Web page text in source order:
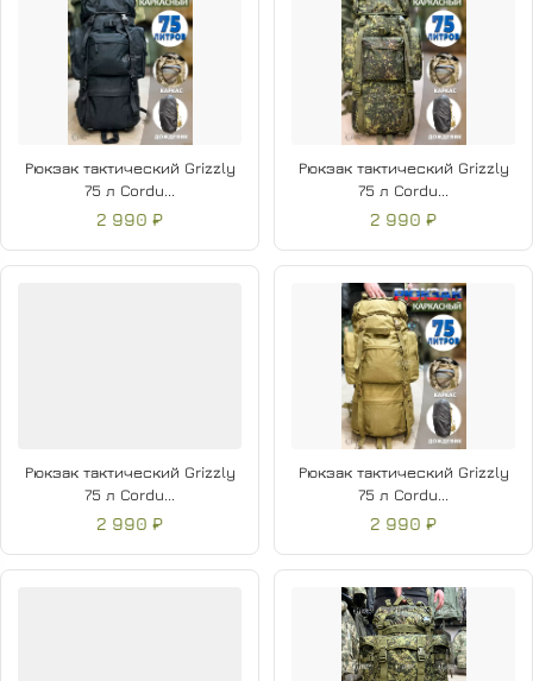
Рюкзак тактический Grizzly
75 л Cordu...
2 990 ₽
Рюкзак тактический Grizzly
75 л Cordu...
2 990 ₽
Рюкзак тактический Grizzly
75 л Cordu...
2 990 ₽
Рюкзак тактический Grizzly
75 л Cordu...
2 990 ₽